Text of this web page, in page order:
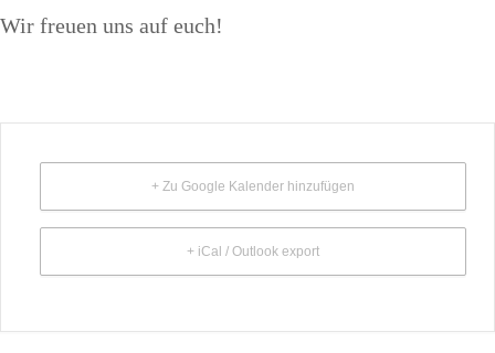
Wir freuen uns auf euch!
+ Zu Google Kalender hinzufügen
+ iCal / Outlook export